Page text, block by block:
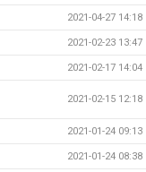
2021-04-27 14:18
2021-02-23 13:47
2021-02-17 14:04
2021-02-15 12:18
2021-01-24 09:13
2021-01-24 08:38